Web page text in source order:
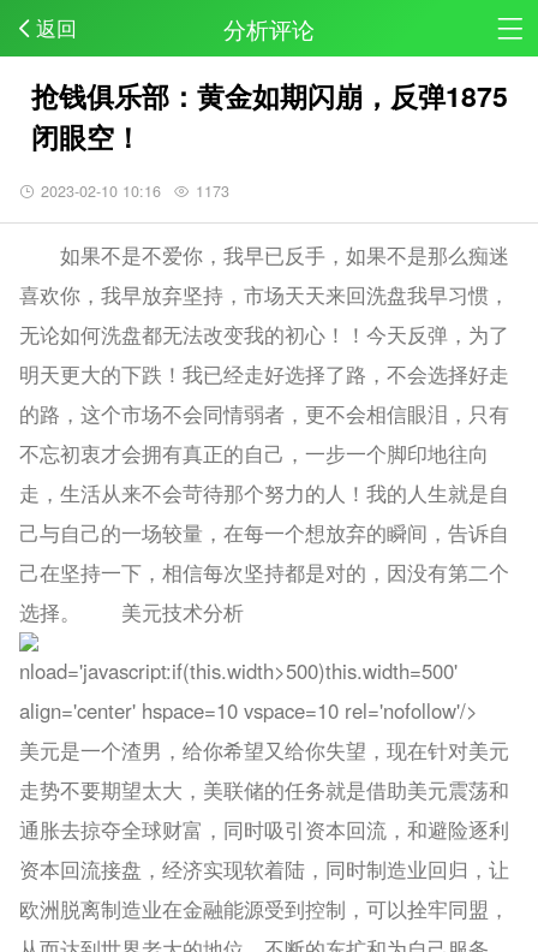
返回 分析评论
抢钱俱乐部：黄金如期闪崩，反弹1875
闭眼空！
2023-02-10 10:16 1173
如果不是不爱你，我早已反手，如果不是那么痴迷
喜欢你，我早放弃坚持，市场天天来回洗盘我早习惯，
无论如何洗盘都无法改变我的初心！！今天反弹，为了
明天更大的下跌！我已经走好选择了路，不会选择好走
的路，这个市场不会同情弱者，更不会相信眼泪，只有
不忘初衷才会拥有真正的自己，一步一个脚印地往向
走，生活从来不会苛待那个努力的人！我的人生就是自
己与自己的一场较量，在每一个想放弃的瞬间，告诉自
己在坚持一下，相信每次坚持都是对的，因没有第二个
选择。 美元技术分析
nload='javascript:if(this.width>500)this.width=500'
align='center' hspace=10 vspace=10 rel='nofollow'/>
美元是一个渣男，给你希望又给你失望，现在针对美元
走势不要期望太大，美联储的任务就是借助美元震荡和
通胀去掠夺全球财富，同时吸引资本回流，和避险逐利
资本回流接盘，经济实现软着陆，同时制造业回归，让
欧洲脱离制造业在金融能源受到控制，可以拴牢同盟，